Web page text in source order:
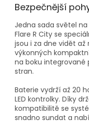
Bezpečnější
Jedna sada světel na
Flare R City se
jsou i za dne vidět
výkonných
na boku integrované
stran.
Baterie vydrží až 20
LED kontrolky. Díky
kompatibilitě se
snadno sundat a